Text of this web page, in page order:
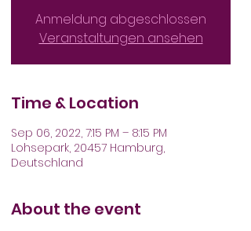
Anmeldung abgeschlossen
Veranstaltungen ansehen
Time & Location
Sep 06, 2022, 7:15 PM – 8:15 PM
Lohsepark, 20457 Hamburg,
Deutschland
About the event